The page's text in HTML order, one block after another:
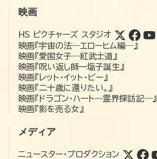
映画
HS ピクチャーズ スタジオ
映画『宇宙の法―エローヒム編―』
映画『愛国女子―紅武士道』
映画『呪い返し師—塩子誕生』
映画『レット・イット・ビー』
映画『二十歳に還りたい。』
映画『ドラゴン・ハート―霊界探訪記―』
映画『影を売る女』
メディア
ニュースター・プロダクション